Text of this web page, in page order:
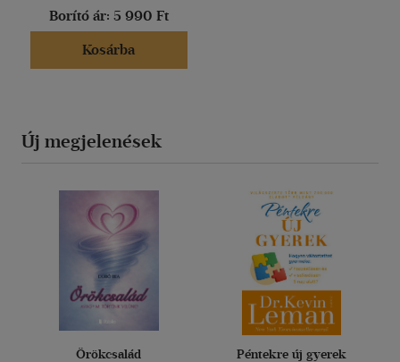
Borító ár: 5 990 Ft
Kosárba
Új megjelenések
Örökcsalád Péntekre új gyerek